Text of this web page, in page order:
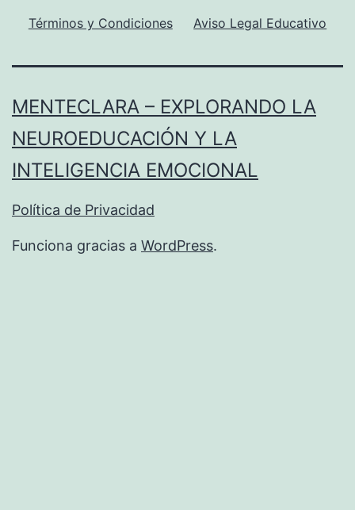
Términos y Condiciones Aviso Legal Educativo
MENTECLARA – EXPLORANDO LA
NEUROEDUCACIÓN Y LA
INTELIGENCIA EMOCIONAL
Política de Privacidad
Funciona gracias a WordPress.